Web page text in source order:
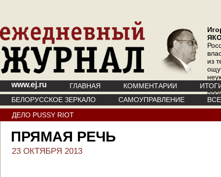
из
где
www.ej.ru ГЛАВНАЯ КОММЕНТАРИИ
БЕЛОРУССКОЕ ЗЕРКАЛО
САМОУПРАВЛЕНИЕ
ДЕЛО PUSSY RIOT
ПРЯМАЯ РЕЧЬ
23 ОКТЯБРЯ 2013